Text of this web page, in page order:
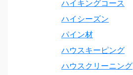
ハイキングコース
ハイシーズン
パイン材
ハウスキーピング
ハウスクリーニング